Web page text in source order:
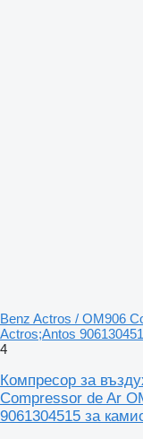
Benz Actros / OM906
Actros;Antos
4
Компресор за
Compressor de Ar
9061304515 за